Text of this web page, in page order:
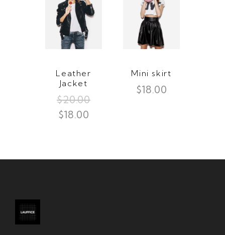
Leather
Jacket
$20.00
$18.00
Mini skirt
$18.00